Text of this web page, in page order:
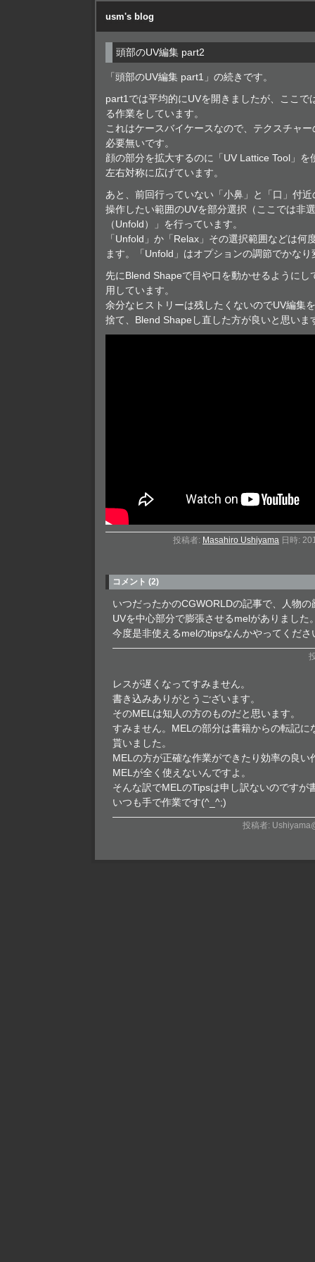
usm's blog
頭部のUV編集 part2
「頭部のUV編集 part1」の続きです。
part1では平均的にUVを開きましたが、ここで
る作業をしています。
これはケースバイケースなので、テクスチャ
必要無いです。
顔の部分を拡大するのに「UV Lattice Tool」
左右対称に広げています。
あと、前回行っていない「小鼻」と「口」付
操作したい範囲のUVを部分選択（ここでは非
（Unfold）」を行っています。
「Unfold」か「Relax」その選択範囲などは何
ます。「Unfold」はオプションの調節でかなり
先にBlend Shapeで目や口を動かせるようにし
用しています。
余分なヒストリーは残したくないのでUV編集
捨て、Blend Shapeし直した方が良いと思いま
投稿者: Masahiro Ushiyama 日時:
コメント (2)
いつだったかのCGWORLDの記事で、人物
UVを中心部分で膨張させるmelがありました
今度是非使えるmelのtipsなんかやってくださ
レスが遅くなってすみません。
書き込みありがとうございます。
そのMELは知人の方のものだと思います。
すみません。MELの部分は書籍からの転記に
貰いました。
MELの方が正確な作業ができたり効率の良
MELが全く使えないんですよ。
そんな訳でMELのTipsは申し訳ないのですが
いつも手で作業です(^_^;)
投稿者: